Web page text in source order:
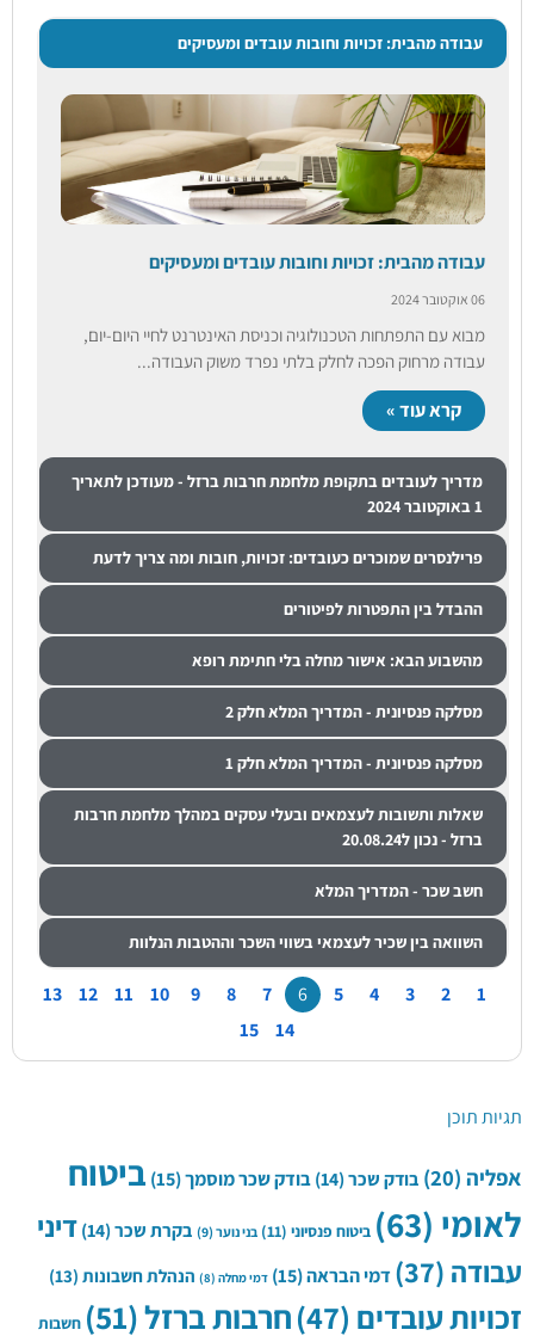
עבודה מהבית: זכויות וחובות עובדים ומעסיקים
עבודה מהבית: זכויות וחובות עובדים ומעסיקים
06 אוקטובר 2024
מבוא עם התפתחות הטכנולוגיה וכניסת האינטרנט לחיי היום-יום,
עבודה מרחוק הפכה לחלק בלתי נפרד משוק העבודה...
קרא עוד »
מדריך לעובדים בתקופת מלחמת חרבות ברזל - מעודכן לתאריך
פרילנסרים שמוכרים כעובדים: זכויות, חובות ומה צריך לדעת
ההבדל בין התפטרות לפיטורים
מהשבוע הבא: אישור מחלה בלי חתימת רופא
מסלקה פנסיונית - המדריך המלא חלק 2
מסלקה פנסיונית - המדריך המלא חלק 1
שאלות ותשובות לעצמאים ובעלי עסקים במהלך מלחמת חרבות
ברזל - נכון ל20.08.24
חשב שכר - המדריך המלא
השוואה בין שכיר לעצמאי בשווי השכר וההטבות הנלוות
6
10
11
12
13
14
15
תגיות תוכן
אפליה(20) בודק שכר(14) בודק שכר מוסמך(15)
ביטוח
לאומי(63) ביטוח פנסיוני(11) בני נוער(9) בקרת שכר(14)
דיני
עבודה(37) דמי הבראה(15) דמי מחלה(8) הנהלת חשבונות(13)
זכויות עובדים(47) חרבות ברזל(51)
חשבות